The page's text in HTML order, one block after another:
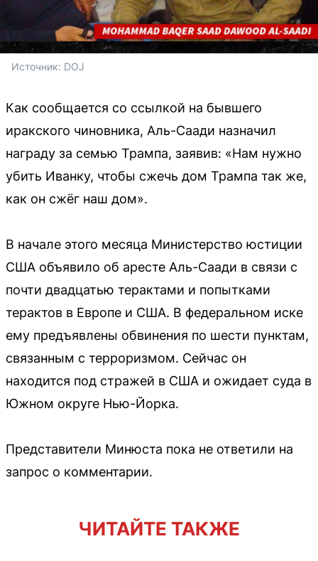
Источник: DOJ
Как сообщается со ссылкой на бывшего
иракского чиновника, Аль-Саади назначил
награду за семью Трампа, заявив: «Нам нужно
убить Иванку, чтобы сжечь дом Трампа так же,
как он сжёг наш дом».
В начале этого месяца Министерство юстиции
США объявило об аресте Аль-Саади в связи с
почти двадцатью терактами и попытками
терактов в Европе и США. В федеральном иске
ему предъявлены обвинения по шести пунктам,
связанным с терроризмом. Сейчас он
находится под стражей в США и ожидает суда в
Южном округе Нью-Йорка.
Представители Минюста пока не ответили на
запрос о комментарии.
ЧИТАЙТЕ ТАКЖЕ